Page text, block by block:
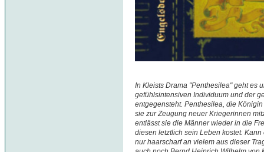
In Kleists Drama "Penthesilea" geht es
gefühlsintensiven Individuum und der
entgegensteht. Penthesilea, die
sie zur Zeugung neuer Kriegerinnen
entlässt sie die Männer wieder in die
diesen letztlich sein Leben kostet.
nur haarscharf an vielem aus dieser